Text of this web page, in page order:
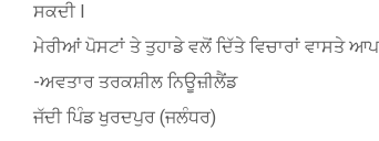
ਸਕਦੀ l
ਮੇਰੀਆਂ ਪੋਸਟਾਂ ਤੇ ਤੁਹਾਡੇ ਵਲੋਂ ਦਿੱਤੇ ਵਿਚਾਰਾਂ ਵਾਸਤੇ ਆਪ
-ਅਵਤਾਰ ਤਰਕਸ਼ੀਲ ਨਿਊਜ਼ੀਲੈਂਡ
ਜੱਦੀ ਪਿੰਡ ਖੁਰਦਪੁਰ (ਜਲੰਧਰ)